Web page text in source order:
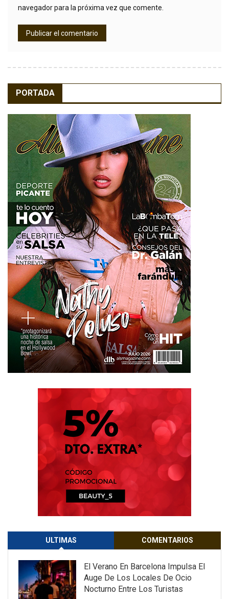
navegador para la próxima vez que comente.
PORTADA
ULTIMAS COMENTARIOS
El Verano En Barcelona Impulsa El
Auge De Los Locales De Ocio
Nocturno Entre Los Turistas